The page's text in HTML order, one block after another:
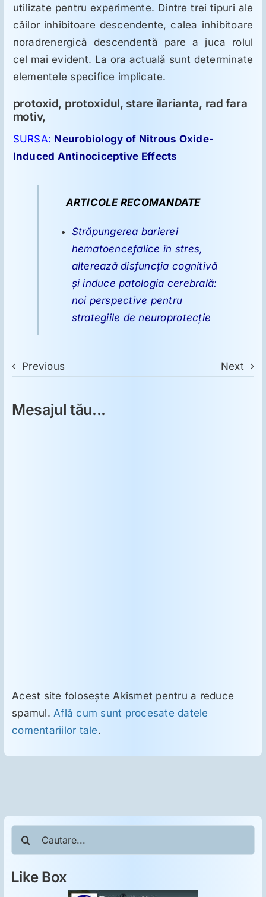
Antropologie
Proză utilă
utilizate pentru experimente. Dintre trei tipuri ale
căilor inhibitoare descendente, calea inhibitoare
noradrenergică descendentă pare a juca rolul
cel mai evident. La ora actuală sunt determinate
elementele specifice implicate.
protoxid, protoxidul, stare ilarianta, rad fara
motiv,
SURSA: Neurobiology of Nitrous Oxide-
Induced Antinociceptive Effects
ARTICOLE RECOMANDATE
Străpungerea barierei
hematoencefalice în stres,
alterează disfuncţia cognitivă
şi induce patologia cerebrală:
noi perspective pentru
strategiile de neuroprotecţie
Previous Next
Mesajul tău...
Acest site folosește Akismet pentru a reduce
spamul.Află cum sunt procesate datele
comentariilor tale.
Cautare...
Like Box